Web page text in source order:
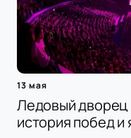
13 мая
Ледовый дворец
история побед и